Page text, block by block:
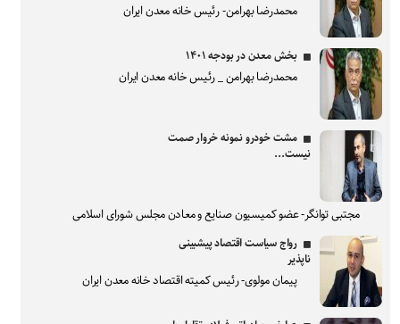
محمدرضا بهرامن- رئیس خانه معدن ایران
بخش معدن در بودجه ۱۴۰۱
محمدرضا بهرامن _ رئیس خانه معدن ایران
مشت خودرو نمونه خروار صمت
نیست...
مجتبی توانگر- عضو کمیسیون صنایع و معادن مجلس شورای اسلامی
رواج سیاست اقتصاد پیشبینی
ناپذیر
پیمان مولوی- رئیس کمیته اقتصاد خانه معدن ایران